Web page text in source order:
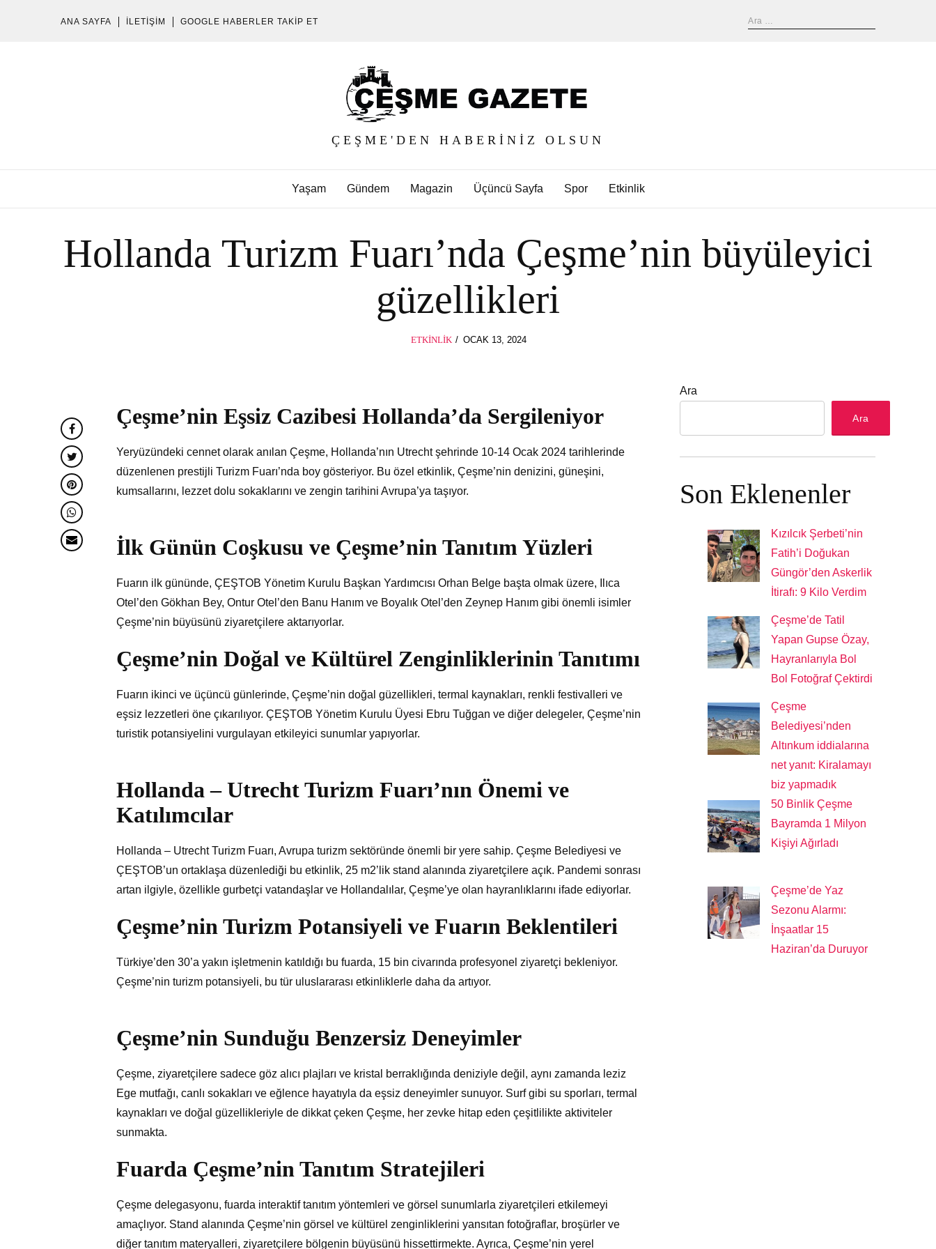
ANA SAYFA İLETIŞIM GOOGLE HABERLER TAKIP ET
ÇEŞME'DEN HABERINIZ OLSUN
Yaşam Gündem Magazin Üçüncü Sayfa Spor Etkinlik
Hollanda Turizm Fuarı’nda Çeşme’nin büyüleyici
güzellikleri
ETKINLIK
POSTED
OCAK 13, 2024
Çeşme’nin Eşsiz Cazibesi Hollanda’da Sergileniyor
Yeryüzündeki cennet olarak anılan Çeşme, Hollanda’nın Utrecht şehrinde 10-14 Ocak 2024 tarihlerinde
düzenlenen prestijli Turizm Fuarı’nda boy gösteriyor. Bu özel etkinlik, Çeşme’nin denizini, güneşini,
kumsallarını, lezzet dolu sokaklarını ve zengin tarihini Avrupa’ya taşıyor.
İlk Günün Coşkusu ve Çeşme’nin Tanıtım Yüzleri
Fuarın ilk gününde, ÇEŞTOB Yönetim Kurulu Başkan Yardımcısı Orhan Belge başta olmak üzere, Ilıca
Otel’den Gökhan Bey, Ontur Otel’den Banu Hanım ve Boyalık Otel’den Zeynep Hanım gibi önemli isimler
Çeşme’nin büyüsünü ziyaretçilere aktarıyorlar.
Çeşme’nin Doğal ve Kültürel Zenginliklerinin Tanıtımı
Fuarın ikinci ve üçüncü günlerinde, Çeşme’nin doğal güzellikleri, termal kaynakları, renkli festivalleri ve
eşsiz lezzetleri öne çıkarılıyor. ÇEŞTOB Yönetim Kurulu Üyesi Ebru Tuğgan ve diğer delegeler, Çeşme’nin
turistik potansiyelini vurgulayan etkileyici sunumlar yapıyorlar.
Hollanda – Utrecht Turizm Fuarı’nın Önemi ve
Katılımcılar
Hollanda – Utrecht Turizm Fuarı, Avrupa turizm sektöründe önemli bir yere sahip. Çeşme Belediyesi ve
ÇEŞTOB’un ortaklaşa düzenlediği bu etkinlik, 25 m2’lik stand alanında ziyaretçilere açık. Pandemi sonrası
artan ilgiyle, özellikle gurbetçi vatandaşlar ve Hollandalılar, Çeşme’ye olan hayranlıklarını ifade ediyorlar.
Çeşme’nin Turizm Potansiyeli ve Fuarın Beklentileri
Türkiye’den 30’a yakın işletmenin katıldığı bu fuarda, 15 bin civarında profesyonel ziyaretçi bekleniyor.
Çeşme’nin turizm potansiyeli, bu tür uluslararası etkinliklerle daha da artıyor.
Çeşme’nin Sunduğu Benzersiz Deneyimler
Çeşme, ziyaretçilere sadece göz alıcı plajları ve kristal berraklığında deniziyle değil, aynı zamanda leziz
Ege mutfağı, canlı sokakları ve eğlence hayatıyla da eşsiz deneyimler sunuyor. Surf gibi su sporları, termal
kaynakları ve doğal güzellikleriyle de dikkat çeken Çeşme, her zevke hitap eden çeşitlilikte aktiviteler
sunmakta.
Fuarda Çeşme’nin Tanıtım Stratejileri
Çeşme delegasyonu, fuarda interaktif tanıtım yöntemleri ve görsel sunumlarla ziyaretçileri etkilemeyi
amaçlıyor. Stand alanında Çeşme’nin görsel ve kültürel zenginliklerini yansıtan fotoğraflar, broşürler ve
diğer tanıtım materyalleri, ziyaretçilere bölgenin büyüsünü hissettirmekte. Ayrıca, Çeşme’nin yerel
Ara
Ara
Son Eklenenler
Kızılcık Şerbeti’nin
Fatih’i Doğukan
Güngör’den Askerlik
İtirafı: 9 Kilo Verdim
Çeşme’de Tatil
Yapan Gupse Özay,
Hayranlarıyla Bol
Bol Fotoğraf Çektirdi
Çeşme
Belediyesi’nden
Altınkum iddialarına
net yanıt: Kiralamayı
biz yapmadık
50 Binlik Çeşme
Bayramda 1 Milyon
Kişiyi Ağırladı
Çeşme’de Yaz
Sezonu Alarmı:
İnşaatlar 15
Haziran’da Duruyor